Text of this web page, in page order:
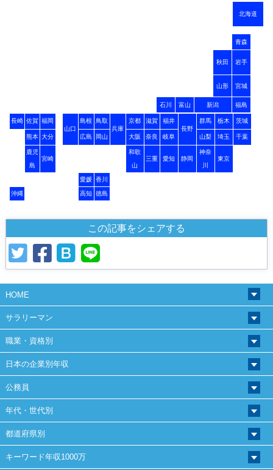
北海道
青森
秋田 岩手
山形 宮城
石川 富山 新潟 福島
長崎 佐賀 福岡
山口
島根
鳥取
兵庫
京都 滋賀
福井
長野
群馬 栃木 茨城
熊本 大分 広島 岡山 大阪 奈良 岐阜 山梨 埼玉 千葉
鹿児
島
宮崎
和歌
山
三重 愛知 静岡
神奈
川
東京
愛媛 香川
沖縄 高知 徳島
この記事をシェアする
HOME
サラリーマン
職業・資格別
日本の企業別年収
公務員
年代・世代別
都道府県別
キーワード年収1000万